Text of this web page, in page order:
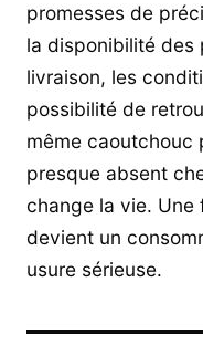
promesses de
la disponibilité des
livraison, les
possibilité de
même caoutchouc
presque absent
change la vie. Une
devient un
usure sérieuse.